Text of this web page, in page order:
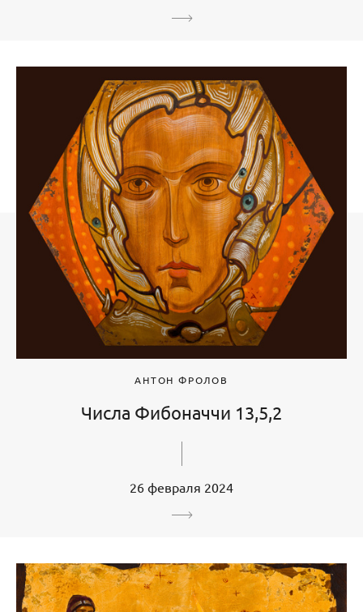
АНТОН ФРОЛОВ
Числа Фибоначчи 13,5,2
26 февраля 2024